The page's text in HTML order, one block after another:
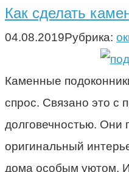
Как сделать
04.08.2019Рубрика:
Каменные
спрос. Связано это с
долговечностью. Они
оригинальный
дома особым уютом.